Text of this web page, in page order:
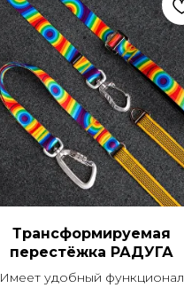
Трансформируемая
перестёжка РАДУГА
Имеет удобный функционал